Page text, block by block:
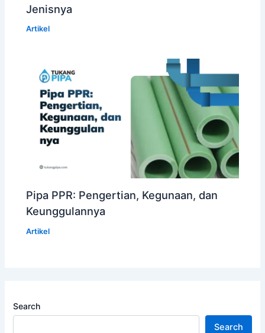
Jenisnya
Artikel
Pipa PPR: Pengertian, Kegunaan, dan
Keunggulannya
Artikel
Search
Search